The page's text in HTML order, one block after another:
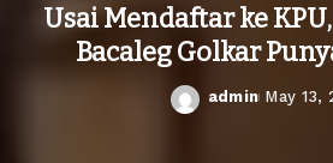
Usai Mendaftar ke
Bacaleg Golkar
Posted
admin May 13,